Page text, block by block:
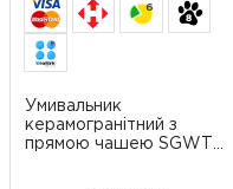
6
Умивальник
керамогранітний з
прямою чашею SGWTS